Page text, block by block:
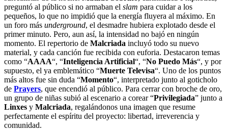
preguntó al público si no armaban el slam para cuidar a los
pequeños, lo que no impidió que la energía fluyera al máximo. En
un foro más underground, el desmadre hubiera explotado desde el
primer minuto. Pero, aun así, la intensidad no bajó en ningún
momento. El repertorio de Malcriada incluyó todo su nuevo
material, y cada canción fue recibida con euforia. Destacaron temas
como “AAAA“, “Inteligencia Artificial“, “No Puedo Más“, y por
supuesto, el ya emblemático “Muerte Televisa“. Uno de los puntos
más altos fue sin duda “Momento“, interpretado junto al goticholo
de Prayers, que encendió al público. Para cerrar con broche de oro,
un grupo de niñas subió al escenario a corear “Privilegiada” junto a
Linxes y Malcriada, regalándonos una imagen que resume
perfectamente el espíritu del proyecto: libertad, irreverencia y
comunidad.